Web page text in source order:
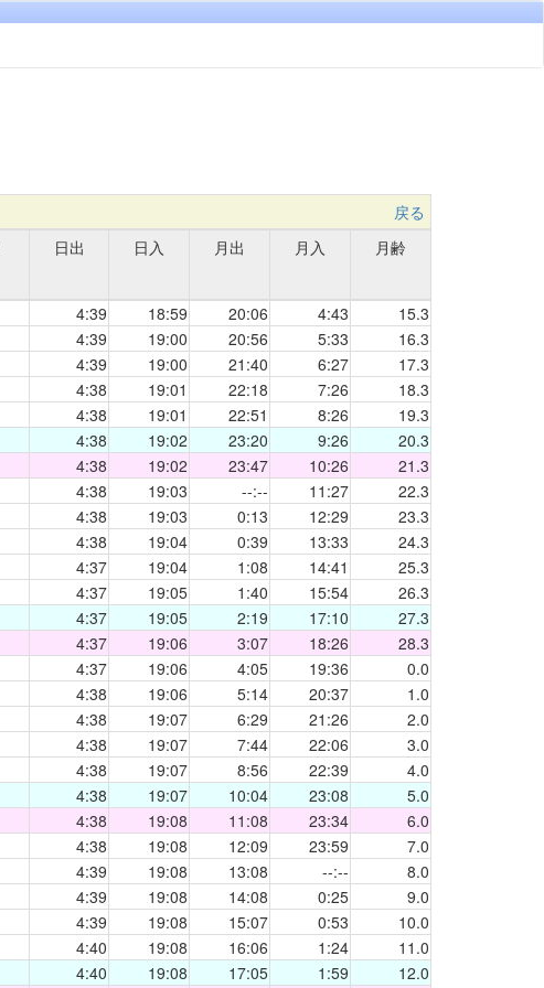
戻る
日出 日入 月出 月入
月齢
4:39 18:59 20:06 4:43
15.3
4:39 19:00 20:56 5:33
16.3
4:39 19:00 21:40 6:27
17.3
4:38 19:01 22:18 7:26
18.3
4:38 19:01 22:51 8:26
19.3
4:38 19:02 23:20 9:26
20.3
4:38 19:02 23:47 10:26
21.3
4:38 19:03 --:-- 11:27
22.3
4:38 19:03 0:13 12:29
23.3
4:38 19:04 0:39 13:33
24.3
4:37 19:04 1:08 14:41
25.3
4:37 19:05 1:40 15:54
26.3
4:37 19:05 2:19 17:10
27.3
4:37 19:06 3:07 18:26
28.3
4:37 19:06 4:05 19:36
0.0
4:38 19:06 5:14 20:37
1.0
4:38 19:07 6:29 21:26
2.0
4:38 19:07 7:44 22:06
3.0
4:38 19:07 8:56 22:39
4.0
4:38 19:07 10:04 23:08
5.0
4:38 19:08 11:08 23:34
6.0
4:38 19:08 12:09 23:59
7.0
4:39 19:08 13:08 --:--
8.0
4:39 19:08 14:08 0:25
9.0
4:39 19:08 15:07 0:53
10.0
4:40 19:08 16:06 1:24
11.0
4:40 19:08 17:05 1:59
12.0